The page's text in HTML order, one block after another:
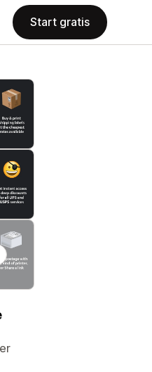
Start gratis